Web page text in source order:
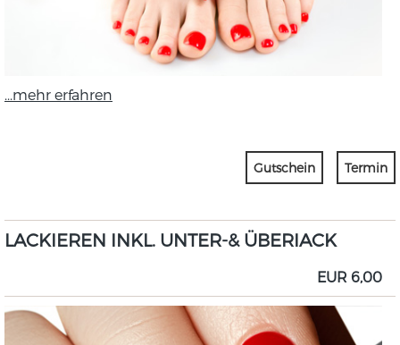
...mehr erfahren
Gutschein Termin
LACKIEREN INKL. UNTER-& ÜBERIACK
EUR 6,00